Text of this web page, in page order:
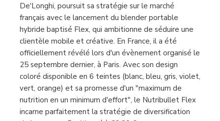
De'Longhi, poursuit sa stratégie sur le marché
français avec le lancement du blender portable
hybride baptisé Flex, qui ambitionne de séduire une
clientèle mobile et créative. En France, il a été
officiellement révélé lors d'un évènement organisé le
25 septembre dernier, à Paris. Avec son design
coloré disponible en 6 teintes (blanc, bleu, gris, violet,
vert, orange) et sa promesse d'un "maximum de
nutrition en un minimum d'effort", le Nutribullet Flex
incarne parfaitement la stratégie de diversification